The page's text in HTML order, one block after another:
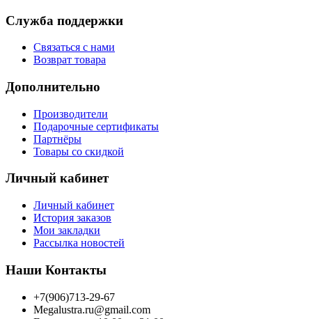
Служба поддержки
Связаться с нами
Возврат товара
Дополнительно
Производители
Подарочные сертификаты
Партнёры
Товары со скидкой
Личный кабинет
Личный кабинет
История заказов
Мои закладки
Рассылка новостей
Наши Контакты
+7(906)713-29-67
Megalustra.ru@gmail.com